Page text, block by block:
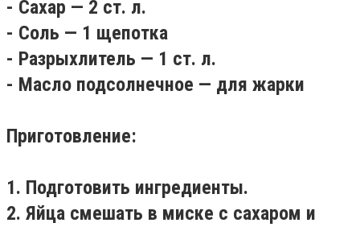
- Сахар — 2 ст. л.
- Соль — 1 щепотка
- Разрыхлитель — 1 ст. л.
- Масло подсолнечное — для жарки
Приготовление:
1. Подготовить ингредиенты.
2. Яйца смешать в миске с сахаром и